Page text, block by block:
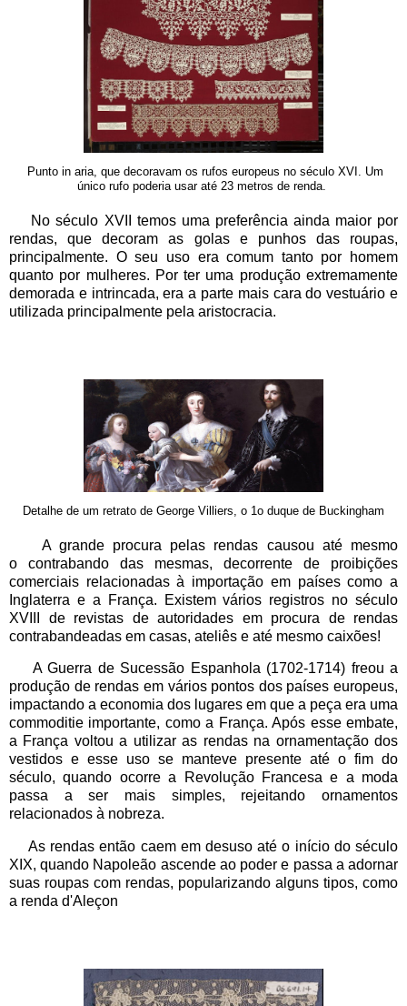
Punto in aria, que decoravam os rufos europeus no século XVI. Um
único rufo poderia usar até 23 metros de renda.
No século XVII temos uma preferência ainda maior por
rendas, que decoram as golas e punhos das roupas,
principalmente. O seu uso era comum tanto por homem
quanto por mulheres. Por ter uma produção extremamente
demorada e intrincada, era a parte mais cara do vestuário e
utilizada principalmente pela aristocracia.
Detalhe de um retrato de George Villiers, o 1o duque de Buckingham
A grande procura pelas rendas causou até mesmo
o contrabando das mesmas, decorrente de proibições
comerciais relacionadas à importação em países como a
Inglaterra e a França. Existem vários registros no século
XVIII de revistas de autoridades em procura de rendas
contrabandeadas em casas, ateliês e até mesmo caixões!
A Guerra de Sucessão Espanhola (1702-1714) freou a
produção de rendas em vários pontos dos países europeus,
impactando a economia dos lugares em que a peça era uma
commoditie importante, como a França. Após esse embate,
a França voltou a utilizar as rendas na ornamentação dos
vestidos e esse uso se manteve presente até o fim do
século, quando ocorre a Revolução Francesa e a moda
passa a ser mais simples, rejeitando ornamentos
relacionados à nobreza.
As rendas então caem em desuso até o início do século
XIX, quando Napoleão ascende ao poder e passa a adornar
suas roupas com rendas, popularizando alguns tipos, como
a renda d'Aleçon